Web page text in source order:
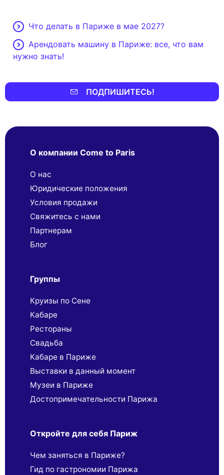
Что делать в Париже в мае 2027?
Арендовать машину в Париже: все, что вам
нужно знать!
ПОДПИШИТЕСЬ!
О компании Come to Paris
О нас
Юридические положения
Условия продажи
Свяжитесь с нами
Партнерaм
Блог
Группы
Круизы по Сене
Кабаре
Рестораны
Свадьба
Кабаре в Париже
Выставки в данный момент
Музеи в Париже
Достопримечательности Парижа
Откройте для себя Париж
Чем заняться в Париже?
Гид по гастрономии Парижа